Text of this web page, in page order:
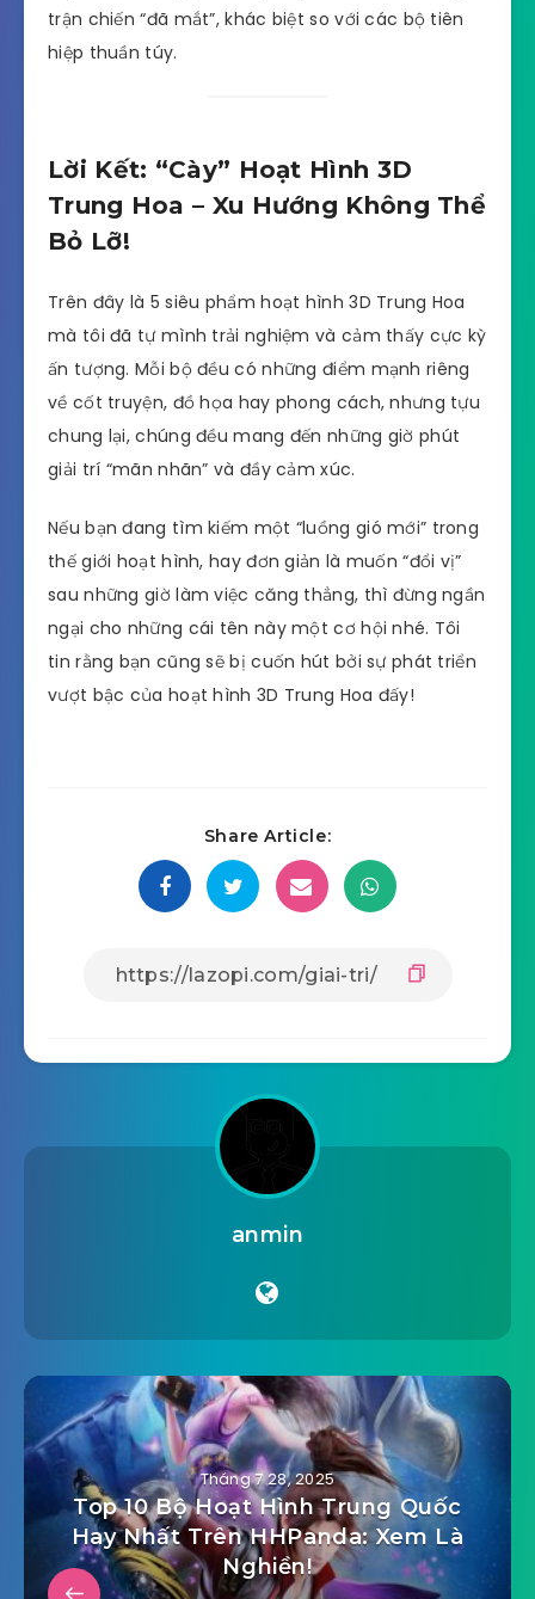
trận chiến “đã mắt”, khác biệt so với các bộ tiên
hiệp thuần túy.
Lời Kết: “Cày” Hoạt Hình 3D
Trung Hoa – Xu Hướng Không Thể
Bỏ Lỡ!
Trên đây là 5 siêu phẩm hoạt hình 3D Trung Hoa
mà tôi đã tự mình trải nghiệm và cảm thấy cực kỳ
ấn tượng. Mỗi bộ đều có những điểm mạnh riêng
về cốt truyện, đồ họa hay phong cách, nhưng tựu
chung lại, chúng đều mang đến những giờ phút
giải trí “mãn nhãn” và đầy cảm xúc.
Nếu bạn đang tìm kiếm một “luồng gió mới” trong
thế giới hoạt hình, hay đơn giản là muốn “đổi vị”
sau những giờ làm việc căng thẳng, thì đừng ngần
ngại cho những cái tên này một cơ hội nhé. Tôi
tin rằng bạn cũng sẽ bị cuốn hút bởi sự phát triển
vượt bậc của hoạt hình 3D Trung Hoa đấy!
Share Article:
anmin
Tháng 7 28, 2025
Top 10 Bộ Hoạt Hình Trung Quốc
Hay Nhất Trên HHPanda: Xem Là
Nghiền!